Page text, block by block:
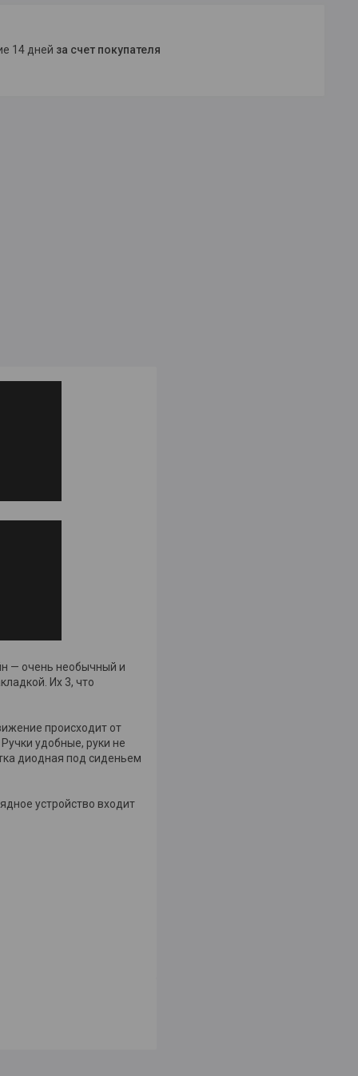
14 дней за счет покупателя
— очень необычный и
Их 3, что
происходит от
удобные, руки не
диодная под сиденьем
устройство входит